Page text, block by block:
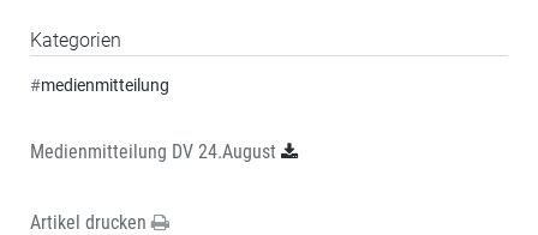
Kategorien
#medienmitteilung
Medienmitteilung DV 24.August
Artikel drucken